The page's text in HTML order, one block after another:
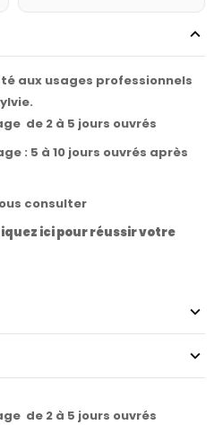
aux usages professionnels
de 2 à 5 jours ouvrés
: 5 à 10 jours ouvrés après
consulter
ici pour réussir votre
de 2 à 5 jours ouvrés